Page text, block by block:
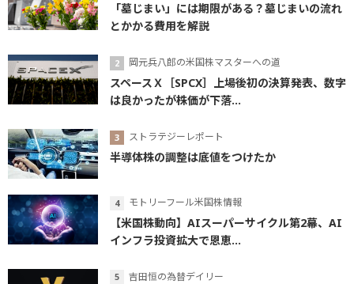
「墓じまい」には期限がある？墓じまいの流れ
とかかる費用を解説
岡元兵八郎の米国株マスターへの道
スペースＸ［SPCX］上場後初の決算発表、数字
は良かったが株価が下落...
ストラテジーレポート
半導体株の調整は底値をつけたか
モトリーフール米国株情報
【米国株動向】AIスーパーサイクル第2幕、AI
インフラ投資拡大で恩恵...
吉田恒の為替デイリー